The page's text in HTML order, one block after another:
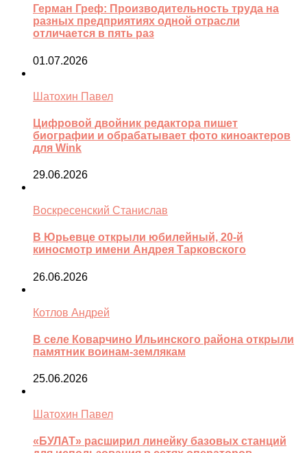
Герман Греф: Производительность труда на
разных предприятиях одной отрасли
отличается в пять раз
01.07.2026
Шатохин Павел
Цифровой двойник редактора пишет
биографии и обрабатывает фото киноактеров
для Wink
29.06.2026
Воскресенский Станислав
В Юрьевце открыли юбилейный, 20-й
киносмотр имени Андрея Тарковского
26.06.2026
Котлов Андрей
В селе Коварчино Ильинского района открыли
памятник воинам-землякам
25.06.2026
Шатохин Павел
«БУЛАТ» расширил линейку базовых станций